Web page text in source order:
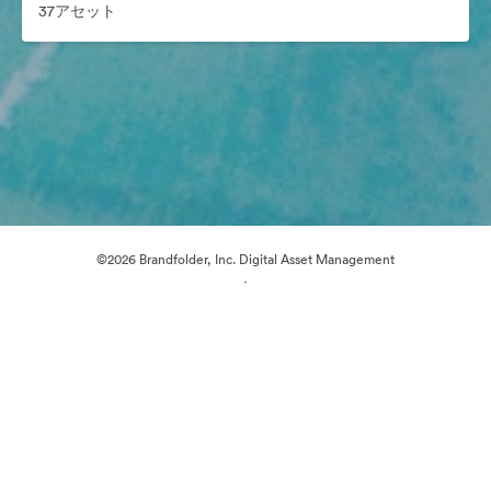
37アセット
©2026 Brandfolder, Inc. Digital Asset Management
·